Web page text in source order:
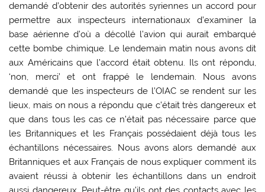
demandé d’obtenir des autorités syriennes un accord pour
permettre aux inspecteurs internationaux d’examiner la
base aérienne d’où a décollé l’avion qui aurait embarqué
cette bombe chimique. Le lendemain matin nous avons dit
aux Américains que l’accord était obtenu. Ils ont répondu,
‘non, merci’ et ont frappé le lendemain. Nous avons
demandé que les inspecteurs de l’OIAC se rendent sur les
lieux, mais on nous a répondu que c’était très dangereux et
que dans tous les cas ce n’était pas nécessaire parce que
les Britanniques et les Français possédaient déjà tous les
échantillons nécessaires. Nous avons alors demandé aux
Britanniques et aux Français de nous expliquer comment ils
avaient réussi à obtenir les échantillons dans un endroit